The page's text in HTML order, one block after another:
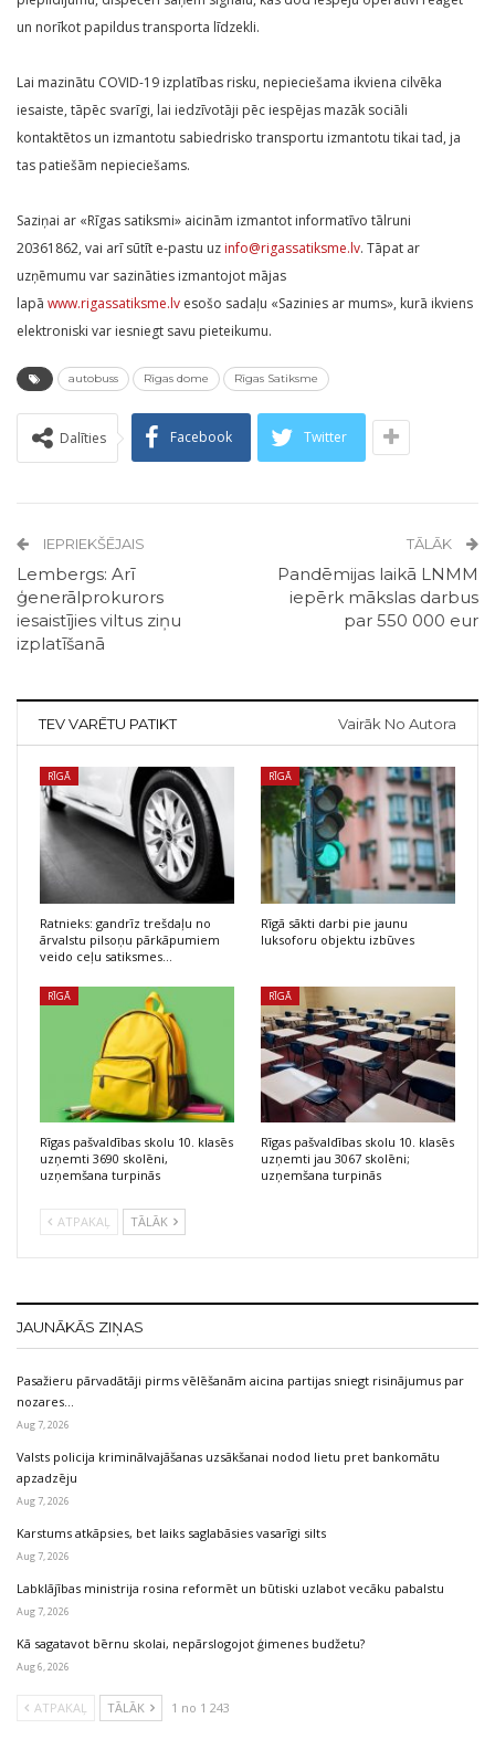
un norīkot papildus transporta līdzekli.
Lai mazinātu COVID-19 izplatības risku, nepieciešama ikviena cilvēka
iesaiste, tāpēc svarīgi, lai iedzīvotāji pēc iespējas mazāk sociāli
kontaktētos un izmantotu sabiedrisko transportu izmantotu tikai tad, ja
tas patiešām nepieciešams.
Saziņai ar «Rīgas satiksmi» aicinām izmantot informatīvo tālruni
20361862, vai arī sūtīt e-pastu uz info@rigassatiksme.lv. Tāpat ar
uzņēmumu var sazināties izmantojot mājas
lapā www.rigassatiksme.lv esošo sadaļu «Sazinies ar mums», kurā ikviens
elektroniski var iesniegt savu pieteikumu.
autobuss Rīgas dome Rīgas Satiksme
Dalīties Facebook Twitter
IEPRIEKŠĒJAIS
Lembergs: Arī
ģenerālprokurors
iesaistījies viltus ziņu
izplatīšanā
TĀLĀK
Pandēmijas laikā LNMM
iepērk mākslas darbus
par 550 000 eur
TEV VARĒTU PATIKT Vairāk No Autora
RĪGĀ
Ratnieks: gandrīz trešdaļu no
ārvalstu pilsoņu pārkāpumiem
veido ceļu satiksmes…
RĪGĀ
Rīgā sākti darbi pie jaunu
luksoforu objektu izbūves
RĪGĀ
Rīgas pašvaldības skolu 10. klasēs
uzņemti 3690 skolēni,
uzņemšana turpinās
RĪGĀ
Rīgas pašvaldības skolu 10. klasēs
uzņemti jau 3067 skolēni;
uzņemšana turpinās
ATPAKAĻ TĀLĀK
JAUNĀKĀS ZIŅAS
Pasažieru pārvadātāji pirms vēlēšanām aicina partijas sniegt risinājumus par
nozares…
Aug 7, 2026
Valsts policija kriminālvajāšanas uzsākšanai nodod lietu pret bankomātu
apzadzēju
Aug 7, 2026
Karstums atkāpsies, bet laiks saglabāsies vasarīgi silts
Aug 7, 2026
Labklājības ministrija rosina reformēt un būtiski uzlabot vecāku pabalstu
Aug 7, 2026
Kā sagatavot bērnu skolai, nepārslogojot ģimenes budžetu?
Aug 6, 2026
ATPAKAĻ TĀLĀK 1 no 1 243